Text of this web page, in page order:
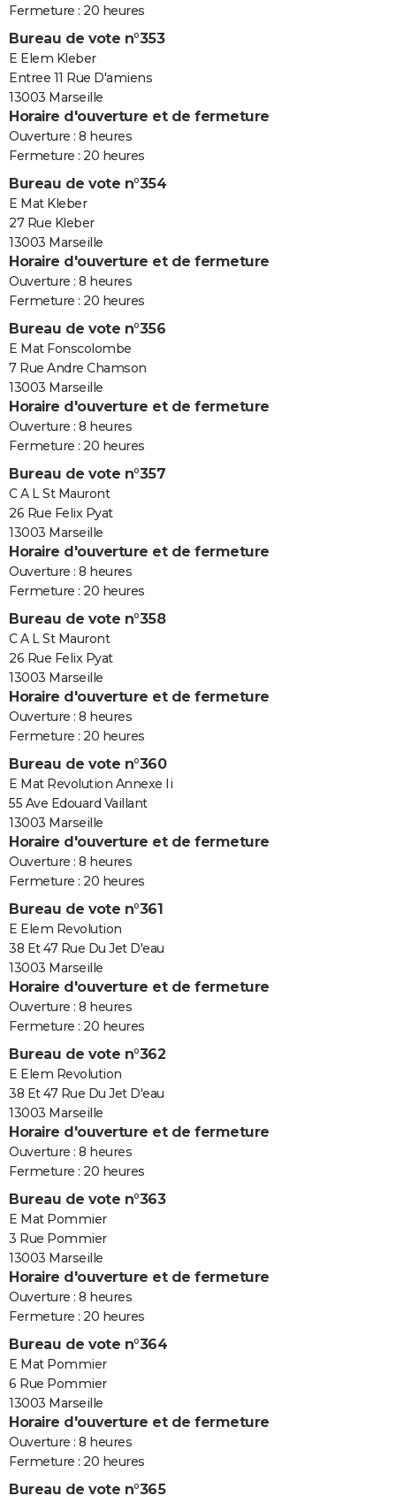
Fermeture : 20 heures
Bureau de vote n°353
E Elem Kleber
Entree 11 Rue D'amiens
13003 Marseille
Horaire d'ouverture et de fermeture
Ouverture : 8 heures
Fermeture : 20 heures
Bureau de vote n°354
E Mat Kleber
27 Rue Kleber
13003 Marseille
Horaire d'ouverture et de fermeture
Ouverture : 8 heures
Fermeture : 20 heures
Bureau de vote n°356
E Mat Fonscolombe
7 Rue Andre Chamson
13003 Marseille
Horaire d'ouverture et de fermeture
Ouverture : 8 heures
Fermeture : 20 heures
Bureau de vote n°357
C A L St Mauront
26 Rue Felix Pyat
13003 Marseille
Horaire d'ouverture et de fermeture
Ouverture : 8 heures
Fermeture : 20 heures
Bureau de vote n°358
C A L St Mauront
26 Rue Felix Pyat
13003 Marseille
Horaire d'ouverture et de fermeture
Ouverture : 8 heures
Fermeture : 20 heures
Bureau de vote n°360
E Mat Revolution Annexe Ii
55 Ave Edouard Vaillant
13003 Marseille
Horaire d'ouverture et de fermeture
Ouverture : 8 heures
Fermeture : 20 heures
Bureau de vote n°361
E Elem Revolution
38 Et 47 Rue Du Jet D'eau
13003 Marseille
Horaire d'ouverture et de fermeture
Ouverture : 8 heures
Fermeture : 20 heures
Bureau de vote n°362
E Elem Revolution
38 Et 47 Rue Du Jet D'eau
13003 Marseille
Horaire d'ouverture et de fermeture
Ouverture : 8 heures
Fermeture : 20 heures
Bureau de vote n°363
E Mat Pommier
3 Rue Pommier
13003 Marseille
Horaire d'ouverture et de fermeture
Ouverture : 8 heures
Fermeture : 20 heures
Bureau de vote n°364
E Mat Pommier
6 Rue Pommier
13003 Marseille
Horaire d'ouverture et de fermeture
Ouverture : 8 heures
Fermeture : 20 heures
Bureau de vote n°365